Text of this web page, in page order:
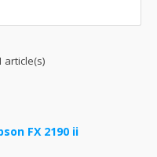
article(s)
FX 2190 ii